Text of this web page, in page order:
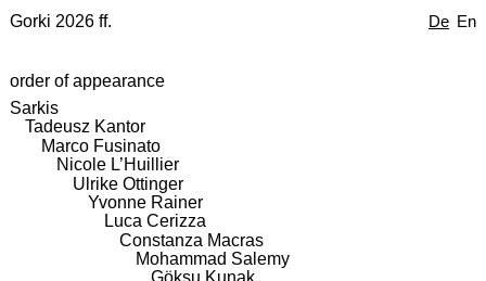
De En
Gorki 2026 ff.
order of appearance
Sarkis
Tadeusz Kantor
Marco Fusinato
Nicole L’Huillier
Ulrike Ottinger
Yvonne Rainer
Luca Cerizza
Constanza Macras
Mohammad Salemy